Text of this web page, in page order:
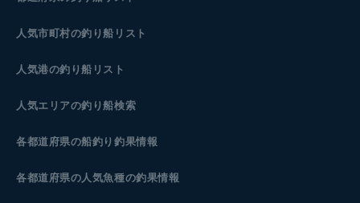
人気市町村の釣り船リスト
人気港の釣り船リスト
人気エリアの釣り船検索
各都道府県の船釣り釣果情報
各都道府県の人気魚種の釣果情報